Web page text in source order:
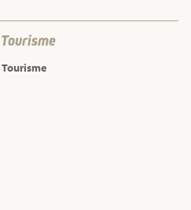
Tourisme